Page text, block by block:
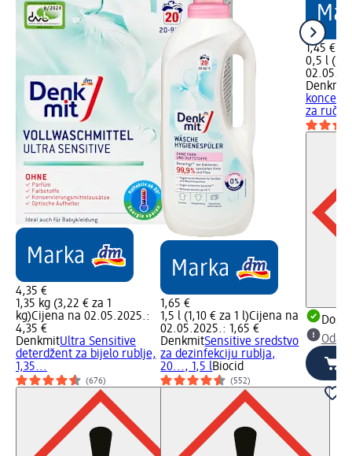
4,35 €
1,35 kg (3,22 € za 1
kg)Cijena na 02.05.2025.:
4,35 €
DenkmitUltra Sensitive
deterdžent za bijelo rublje,
1,35...
(676)
1,65 €
1,5 l (1,10 € za 1 l)Cijena na
02.05.2025.: 1,65 €
DenkmitSensitive sredstvo
za dezinfekciju rublja,
20..., 1,5 lBiocid
(552)
1,45 €
0,5 l
Denkmit
za